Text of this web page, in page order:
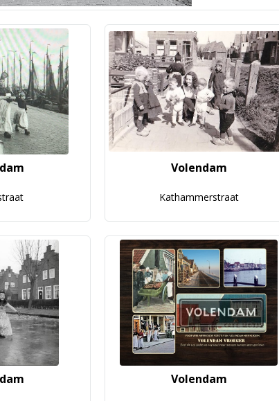
Volendam
Kathammerstraat
Volendam